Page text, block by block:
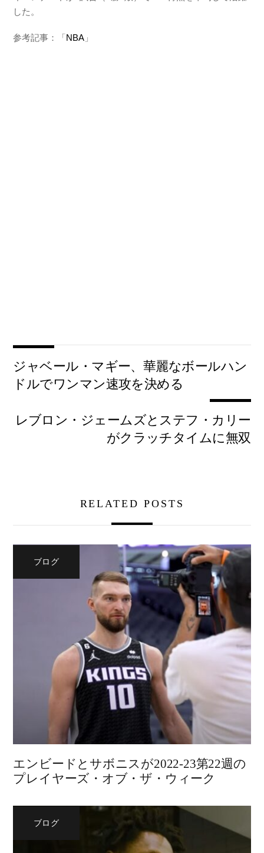
した。
参考記事：「 NBA 」
ジャベール・マギー、華麗なボールハン
ドルでワンマン速攻を決める
レブロン・ジェームズとステフ・カリー
がクラッチタイムに無双
RELATED POSTS
ブログ
エンビードとサボニスが2022-23第22週の
プレイヤーズ・オブ・ザ・ウィーク
ブログ